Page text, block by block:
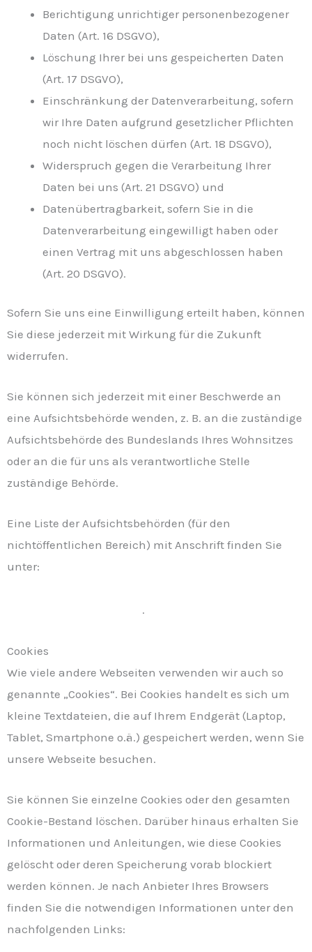
Berichtigung unrichtiger personenbezogener
Daten (Art. 16 DSGVO),
Löschung Ihrer bei uns gespeicherten Daten
(Art. 17 DSGVO),
Einschränkung der Datenverarbeitung, sofern
wir Ihre Daten aufgrund gesetzlicher Pflichten
noch nicht löschen dürfen (Art. 18 DSGVO),
Widerspruch gegen die Verarbeitung Ihrer
Daten bei uns (Art. 21 DSGVO) und
Datenübertragbarkeit, sofern Sie in die
Datenverarbeitung eingewilligt haben oder
einen Vertrag mit uns abgeschlossen haben
(Art. 20 DSGVO).
Sofern Sie uns eine Einwilligung erteilt haben, können
Sie diese jederzeit mit Wirkung für die Zukunft
widerrufen.
Sie können sich jederzeit mit einer Beschwerde an
eine Aufsichtsbehörde wenden, z. B. an die zuständige
Aufsichtsbehörde des Bundeslands Ihres Wohnsitzes
oder an die für uns als verantwortliche Stelle
zuständige Behörde.
Eine Liste der Aufsichtsbehörden (für den
nichtöffentlichen Bereich) mit Anschrift finden Sie
unter:
.
Cookies
Wie viele andere Webseiten verwenden wir auch so
genannte „Cookies“. Bei Cookies handelt es sich um
kleine Textdateien, die auf Ihrem Endgerät (Laptop,
Tablet, Smartphone o.ä.) gespeichert werden, wenn Sie
unsere Webseite besuchen.
Sie können Sie einzelne Cookies oder den gesamten
Cookie-Bestand löschen. Darüber hinaus erhalten Sie
Informationen und Anleitungen, wie diese Cookies
gelöscht oder deren Speicherung vorab blockiert
werden können. Je nach Anbieter Ihres Browsers
finden Sie die notwendigen Informationen unter den
nachfolgenden Links: